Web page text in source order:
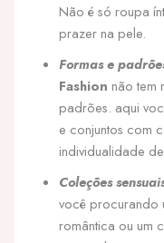
Não é só roupa
prazer na pele.
Formas e
Fashion não tem
padrões. aqui
e conjuntos com
individualidade
Coleções
você procurando
romântica ou um